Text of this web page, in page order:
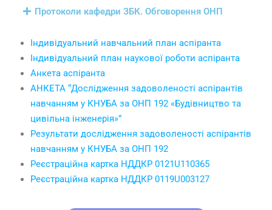
Протоколи кафедри ЗБК. Обговорення ОНП
Індивідуальний навчальний план аспіранта
Індивідуальний план наукової роботи аспіранта
Анкета аспіранта
АНКЕТА “Дослідження задоволеності аспірантів
навчанням у КНУБА за ОНП 192 «Будівництво та
цивільна інженерія»”
Результати дослідження задоволеності аспірантів
навчанням у КНУБА за ОНП 192
Реєстраційна картка НДДКР 0121U110365
Реєстраційна картка НДДКР 0119U003127